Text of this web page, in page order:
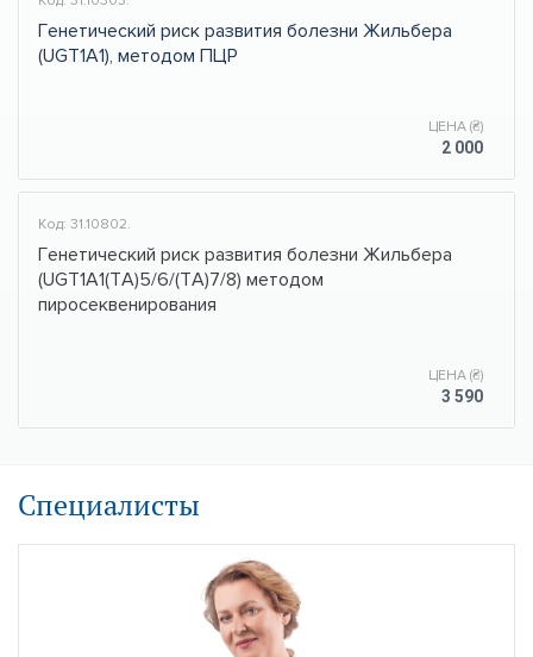
Генетический риск развития болезни Жильбера
(UGT1A1), методом ПЦР
ЦЕНА (₴)
2 000
Код: 31.10802.
Генетический риск развития болезни Жильбера
(UGT1A1(ТА)5/6/(ТА)7/8) методом
пиросеквенирования
ЦЕНА (₴)
3 590
Специалисты